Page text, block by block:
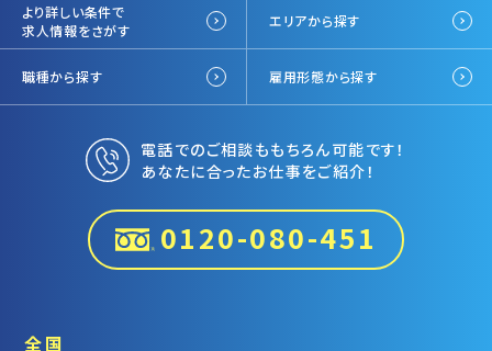
より詳しい条件で
求人情報をさがす
エリアから探す
職種から探す 雇用形態から探す
電話でのご相談ももちろん可能です！
あなたに合ったお仕事をご紹介！
0120-080-451
全国